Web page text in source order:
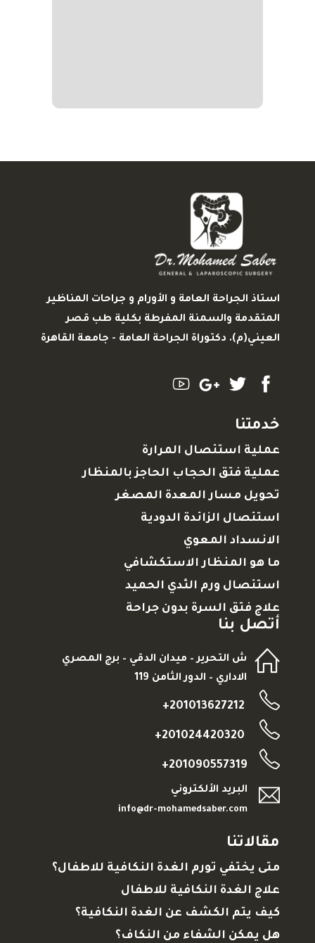
استاذ الجراحة العامة و الأورام و جراحات المناظير
المتقدمة والسمنة المفرطة بكلية طب قصر
العيني(م). دكتوراة الجراحة العامة - جامعة القاهرة
خدمتنا
عملية استئصال المرارة
عملية فتق الحجاب الحاجز بالمنظار
تحويل مسار المعدة المصغر
استئصال الزائدة الدودية
الانسداد المعوي
ما هو المنظار الاستكشافي
استئصال ورم الثدي الحميد
علاج فتق السرة بدون جراحة
أتصل بنا
ش التحرير – ميدان الدقي – برج المصري
الاداري – الدور الثامن 119
+201013627212
+201024420320
+201090557319
البريد الألكتروني
info@dr-mohamedsaber.com
مقالاتنا
متى يختفي تورم الغدة النكافية للاطفال؟
علاج الغدة النكافية للاطفال
كيف يتم الكشف عن الغدة النكافية؟
هل يمكن الشفاء من النكاف؟